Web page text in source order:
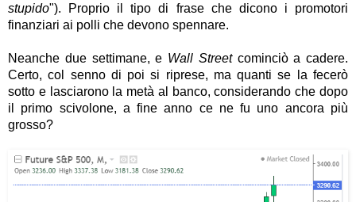
stupido"). Proprio il tipo di frase che dicono i promotori
finanziari ai polli che devono spennare.
Neanche due settimane, e Wall Streetcominciò a cadere.
Certo, col senno di poi si riprese, ma quanti se la fecerò
sotto e lasciarono la metà al banco, considerando che dopo
il primo scivolone, a fine anno ce ne fu uno ancora più
grosso?